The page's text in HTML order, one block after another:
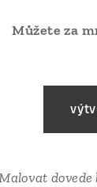
Můžete za